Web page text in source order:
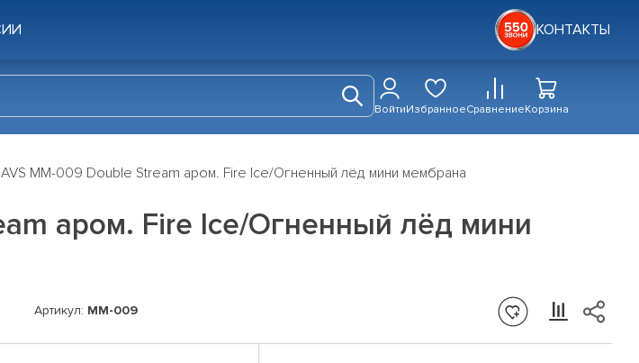
КОНТАКТЫ
ВойтиИзбранноеСравнениеКорзина
MM-009 Double Stream аром. Fire Ice/Огненный лёд мини мембрана
аром. Fire Ice/Огненный лёд мини
Артикул: MM-009